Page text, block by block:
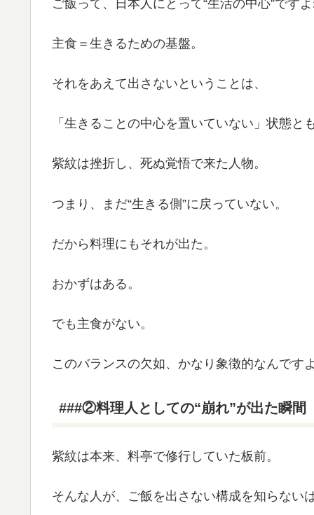
ご飯って、日本人にとって“生活の中心”ですよ
主食＝生きるための基盤。
それをあえて出さないということは、
「生きることの中心を置いていない」状態と
紫紋は挫折し、死ぬ覚悟で来た人物。
つまり、まだ“生きる側”に戻っていない。
だから料理にもそれが出た。
おかずはある。
でも主食がない。
このバランスの欠如、かなり象徴的なんですよ
###②料理人としての“崩れ”が出た瞬間
紫紋は本来、料亭で修行していた板前。
そんな人が、ご飯を出さない構成を知らない